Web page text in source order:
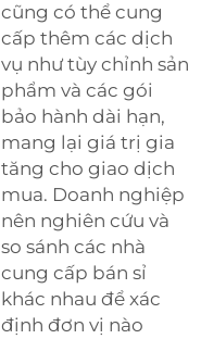
cũng có thể cung
cấp thêm các dịch
vụ như tùy chỉnh sản
phẩm và các gói
bảo hành dài hạn,
mang lại giá trị gia
tăng cho giao dịch
mua. Doanh nghiệp
nên nghiên cứu và
so sánh các nhà
cung cấp bán sỉ
khác nhau để xác
định đơn vị nào